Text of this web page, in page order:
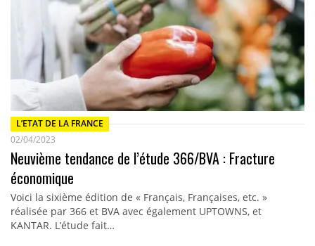
L’ETAT DE LA FRANCE
02/04/2023
Neuvième tendance de l’étude 366/BVA : Fracture
économique
Voici la sixième édition de « Français, Françaises, etc. »
réalisée par 366 et BVA avec également UPTOWNS, et
KANTAR. L’étude fait…